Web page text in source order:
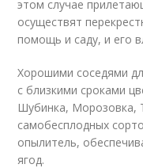
этом случае
осуществят
помощь и саду, и его
Хорошими соседями
с близкими сроками
Шубинка, Морозовка,
самобесплодных
опылитель,
ягод.